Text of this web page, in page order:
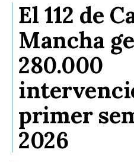
El 112 de
Mancha
280.000
primer
2026